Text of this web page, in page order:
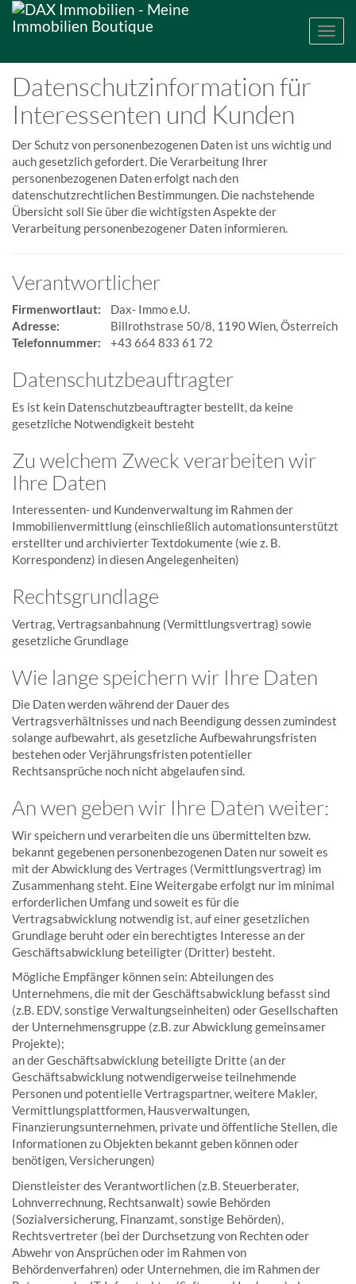
Datenschutzinformation für
Interessenten und Kunden
Der Schutz von personenbezogenen Daten ist uns wichtig und
auch gesetzlich gefordert. Die Verarbeitung Ihrer
personenbezogenen Daten erfolgt nach den
datenschutzrechtlichen Bestimmungen. Die nachstehende
Übersicht soll Sie über die wichtigsten Aspekte der
Verarbeitung personenbezogener Daten informieren.
Verantwortlicher
Firmenwortlaut:
Dax- Immo e.U.
Adresse:
Billrothstrase 50/8, 1190 Wien,Österreich
Telefonnummer:
+43 664 833 61 72
Datenschutzbeauftragter
Es ist kein Datenschutzbeauftragter bestellt, da keine
gesetzliche Notwendigkeit besteht
Zu welchem Zweck verarbeiten wir
Ihre Daten
Interessenten- und Kundenverwaltung im Rahmen der
Immobilienvermittlung (einschließlich automationsunterstützt
erstellter und archivierter Textdokumente (wie z. B.
Korrespondenz) in diesen Angelegenheiten)
Rechtsgrundlage
Vertrag, Vertragsanbahnung (Vermittlungsvertrag) sowie
gesetzliche Grundlage
Wie lange speichern wir Ihre Daten
Die Daten werden während der Dauer des
Vertragsverhältnisses und nach Beendigung dessen zumindest
solange aufbewahrt, als gesetzliche Aufbewahrungsfristen
bestehen oder Verjährungsfristen potentieller
Rechtsansprüche noch nicht abgelaufen sind.
An wen geben wir Ihre Daten weiter:
Wir speichern und verarbeiten die uns übermittelten bzw.
bekannt gegebenen personenbezogenen Daten nur soweit es
mit der Abwicklung des Vertrages (Vermittlungsvertrag) im
Zusammenhang steht. Eine Weitergabe erfolgt nur im minimal
erforderlichen Umfang und soweit es für die
Vertragsabwicklung notwendig ist, auf einer gesetzlichen
Grundlage beruht oder ein berechtigtes Interesse an der
Geschäftsabwicklung beteiligter (Dritter) besteht.
Mögliche Empfänger können sein: Abteilungen des
Unternehmens, die mit der Geschäftsabwicklung befasst sind
(z.B. EDV, sonstige Verwaltungseinheiten) oder Gesellschaften
der Unternehmensgruppe (z.B. zur Abwicklung gemeinsamer
Projekte);
an der Geschäftsabwicklung beteiligte Dritte (an der
Geschäftsabwicklung notwendigerweise teilnehmende
Personen und potentielle Vertragspartner, weitere Makler,
Vermittlungsplattformen, Hausverwaltungen,
Finanzierungsunternehmen, private und öffentliche Stellen, die
Informationen zu Objekten bekannt geben können oder
benötigen, Versicherungen)
Dienstleister des Verantwortlichen (z.B. Steuerberater,
Lohnverrechnung, Rechtsanwalt) sowie Behörden
(Sozialversicherung, Finanzamt, sonstige Behörden),
Rechtsvertreter (bei der Durchsetzung von Rechten oder
Abwehr von Ansprüchen oder im Rahmen von
Behördenverfahren) oder Unternehmen, die im Rahmen der